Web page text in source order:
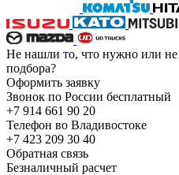
Не нашли то, что нужно или не
подбора?
Оформить заявку
Звонок по России бесплатный
+7 914 661 90 20
Телефон во Владивостоке
+7 423 209 30 40
Обратная связь
Безналичный расчет